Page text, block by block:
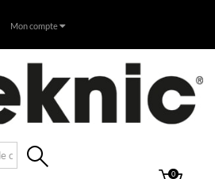
Mon compte
0